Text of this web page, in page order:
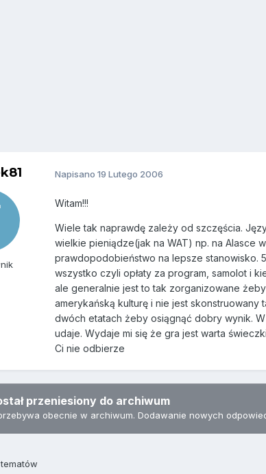
Napisano 19 Lutego 2006
Witam!!!
Wiele tak naprawdę zależy od szczęścia.
wielkie pieniądze(jak na WAT) np. na Alasce
prawdopodobieństwo na lepsze stanowisko.
wszystko czyli opłaty za program, samolot i
ale generalnie jest to tak zorganizowane
amerykańską kulturę i nie jest
dwóch etatach żeby osiągnąć dobry wynik.
udaje. Wydaje mi się że gra jest warta
Ci nie odbierze
przeniesiony do archiwum
obecnie w archiwum. Dodawanie nowych